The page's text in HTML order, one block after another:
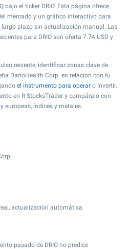
bajo el ticker DRIO. Esta página ofrece
mercado y un gráfico interactivo para
plazo sin actualización manual. Las
para DRIO son oferta 7.74 USD y
reciente, identificar zonas clave de
DarioHealth Corp. en relación con tu
el instrumento para operar o invertir,
en R StocksTrader y compáralo con
europeas, índices y metales.
actualización automática
pasado de DRIO no predice